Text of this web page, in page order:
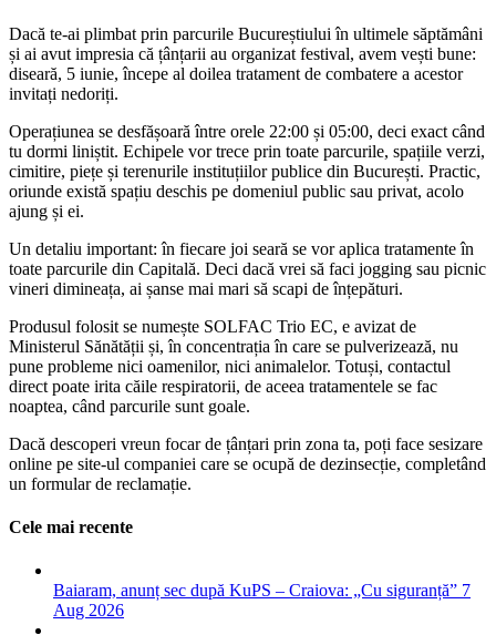
Dacă te-ai plimbat prin parcurile Bucureștiului în ultimele săptămâni
și ai avut impresia că țânțarii au organizat festival, avem vești bune:
diseară, 5 iunie, începe al doilea tratament de combatere a acestor
invitați nedoriți.
Operațiunea se desfășoară între orele 22:00 și 05:00, deci exact când
tu dormi liniștit. Echipele vor trece prin toate parcurile, spațiile verzi,
cimitire, piețe și terenurile instituțiilor publice din București. Practic,
oriunde există spațiu deschis pe domeniul public sau privat, acolo
ajung și ei.
Un detaliu important: în fiecare joi seară se vor aplica tratamente în
toate parcurile din Capitală. Deci dacă vrei să faci jogging sau picnic
vineri dimineața, ai șanse mai mari să scapi de înțepături.
Produsul folosit se numește SOLFAC Trio EC, e avizat de
Ministerul Sănătății și, în concentrația în care se pulverizează, nu
pune probleme nici oamenilor, nici animalelor. Totuși, contactul
direct poate irita căile respiratorii, de aceea tratamentele se fac
noaptea, când parcurile sunt goale.
Dacă descoperi vreun focar de țânțari prin zona ta, poți face sesizare
online pe site-ul companiei care se ocupă de dezinsecție, completând
un formular de reclamație.
Cele mai recente
Baiaram, anunț sec după KuPS – Craiova: „Cu siguranță” 7
Aug 2026